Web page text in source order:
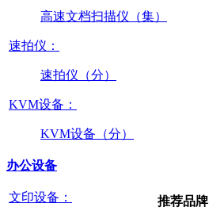
高速文档扫描仪（集）
速拍仪：
速拍仪（分）
KVM设备：
KVM设备（分）
办公设备
文印设备： 推荐品牌